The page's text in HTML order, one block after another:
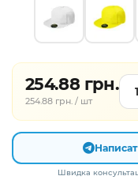
254.88 грн.
254.88 грн. / шт
Швидка